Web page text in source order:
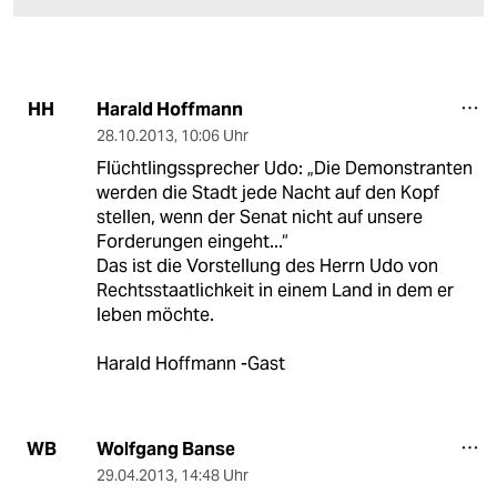
HH Harald Hoffmann
28.10.2013, 10:06 Uhr
Flüchtlingssprecher Udo: „Die Demonstranten
werden die Stadt jede Nacht auf den Kopf
stellen, wenn der Senat nicht auf unsere
Forderungen eingeht...“
Das ist die Vorstellung des Herrn Udo von
Rechtsstaatlichkeit in einem Land in dem er
leben möchte.
Harald Hoffmann -Gast
WB Wolfgang Banse
29.04.2013, 14:48 Uhr